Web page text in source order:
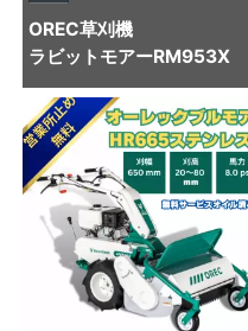
OREC草刈機
ラビットモアーRM953X